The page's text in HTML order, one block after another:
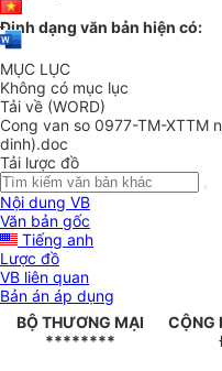
Định dạng văn bản hiện có:
MỤC LỤC
Không có mục lục
Tải về (WORD)
Cong van so 0977-TM-
dinh).doc
Tải lược đồ
Nội dung VB
Văn bản gốc
Tiếng anh
Lược đồ
VB liên quan
Bản án áp dụng
BỘ THƯƠNG MẠI
********
CỘNG